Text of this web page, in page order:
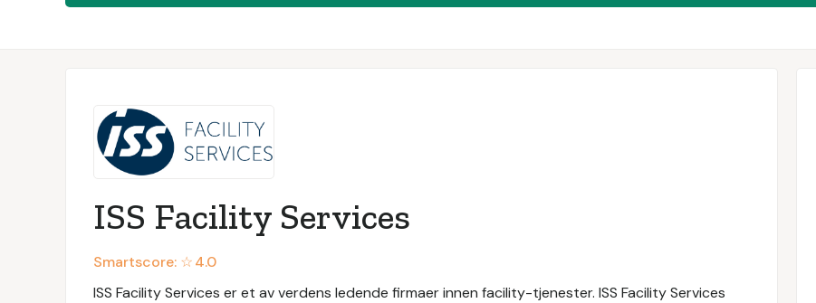
ISS Facility Services
Smartscore: ☆4.0
ISS Facility Services er et av verdens ledende firmaer innen facility-tjenester. ISS Facility Services